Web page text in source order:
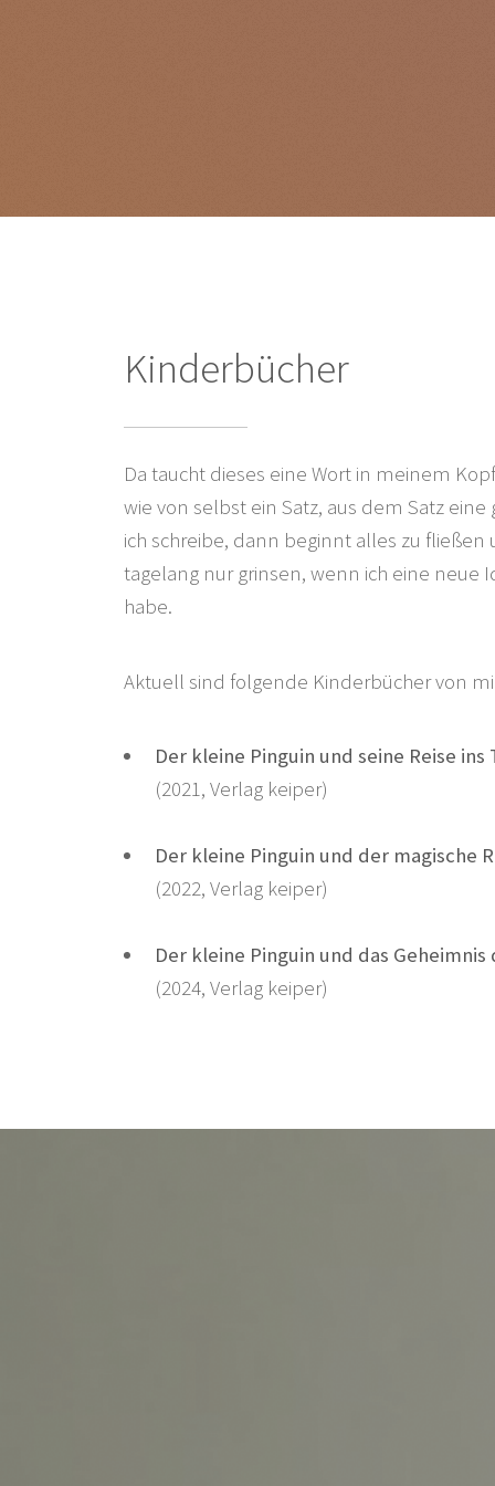
Kinderbücher
Da taucht dieses eine Wort in meinem
wie von selbst ein Satz, aus dem Satz eine
ich schreibe, dann beginnt alles zu fließen
tagelang nur grinsen, wenn ich eine neue
habe.
Aktuell sind folgende Kinderbücher von
Der kleine Pinguin und seine Reise ins
(2021, Verlag keiper)
Der kleine Pinguin und der magische
(2022, Verlag keiper)
Der kleine Pinguin und das
(2024, Verlag keiper)